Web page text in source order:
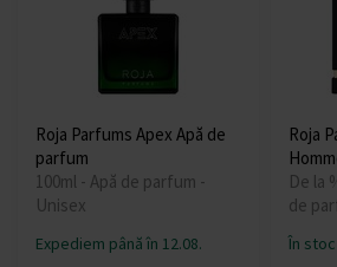
Roja Parfums Apex Apă de
parfum
100ml - Apă de parfum -
Unisex
Expediem până în 12.08.
Roja
De la
de
În stoc